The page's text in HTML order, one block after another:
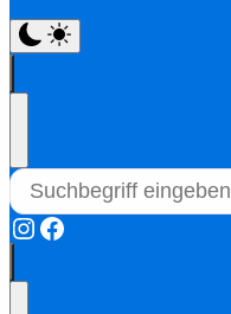
Instagram
Facebook